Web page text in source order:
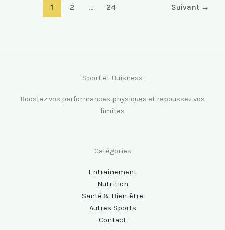
1 2 … 24 Suivant →
Sport et Buisness
Boostez vos performances physiques et repoussez vos
limites
Catégories
Entrainement
Nutrition
Santé & Bien-être
Autres Sports
Contact